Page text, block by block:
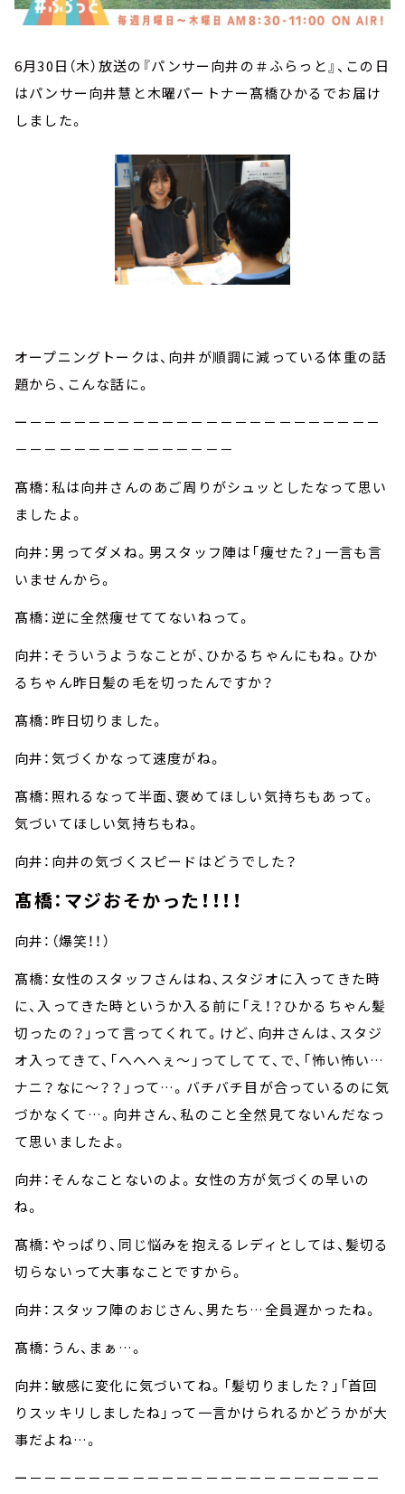
6月30日（木）放送の『パンサー向井の＃ふらっと』、この日
はパンサー向井慧と木曜パートナー髙橋ひかるでお届け
しました。
オープニングトークは、向井が順調に減っている体重の話
題から、こんな話に。
ー－－－－－－－－－－－－－－－－－－－－－－－－
－－－－－－－－－－－－－－－
髙橋：私は向井さんのあご周りがシュッとしたなって思い
ましたよ。
向井：男ってダメね。男スタッフ陣は「痩せた？」一言も言
いませんから。
髙橋：逆に全然痩せててないねって。
向井：そういうようなことが、ひかるちゃんにもね。ひか
るちゃん昨日髪の毛を切ったんですか？
髙橋：昨日切りました。
向井：気づくかなって速度がね。
髙橋：照れるなって半面、褒めてほしい気持ちもあって。
気づいてほしい気持ちもね。
向井：向井の気づくスピードはどうでした？
髙橋： マジおそかった！！！！
向井：（爆笑！！）
髙橋：女性のスタッフさんはね、スタジオに入ってきた時
に、入ってきた時というか入る前に「え！？ひかるちゃん髪
切ったの？」って言ってくれて。けど、向井さんは、スタジ
オ入ってきて、「へへへぇ～」ってしてて、で、「怖い怖い…
ナニ？なに～？？」って…。バチバチ目が合っているのに気
づかなくて…。向井さん、私のこと全然見てないんだなっ
て思いましたよ。
向井：そんなことないのよ。女性の方が気づくの早いの
ね。
髙橋：やっぱり、同じ悩みを抱えるレディとしては、髪切る
切らないって大事なことですから。
向井：スタッフ陣のおじさん、男たち…全員遅かったね。
髙橋：うん、まぁ…。
向井：敏感に変化に気づいてね。「髪切りました？」「首回
りスッキリしましたね」って一言かけられるかどうかが大
事だよね…。
ー－－－－－－－－－－－－－－－－－－－－－－－－